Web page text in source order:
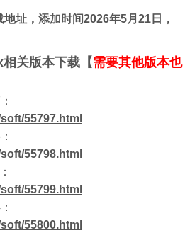
址，添加时间2026年5月21日，
关版本下载【需要其他版本也
55797.html
55798.html
55799.html
55800.html